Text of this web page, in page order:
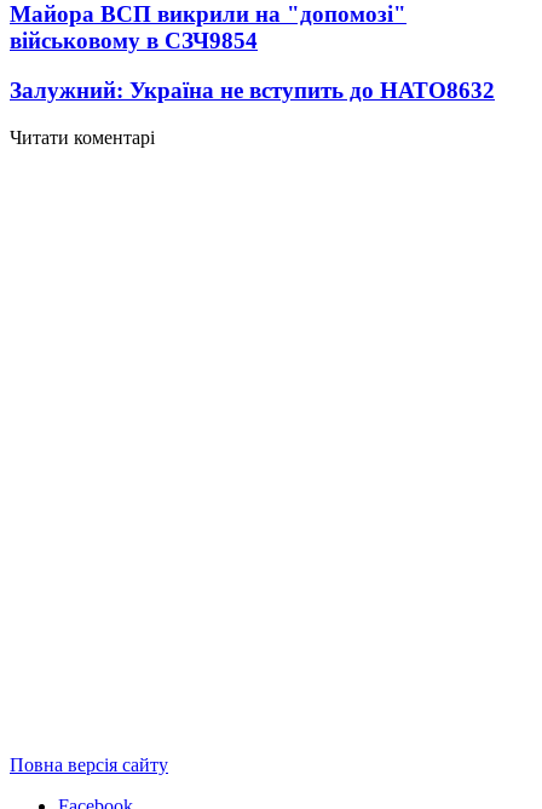
Майора ВСП викрили на "допомозі"
військовому в СЗЧ9854
Залужний: Україна не вступить до НАТО8632
Читати коментарі
Повна версія сайту